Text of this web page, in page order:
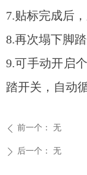
7.贴标完成后
8.再次塌下脚
9.可手动开启
踏开关，自动
ꄴ 前一个： 无
ꄲ 后一个： 无